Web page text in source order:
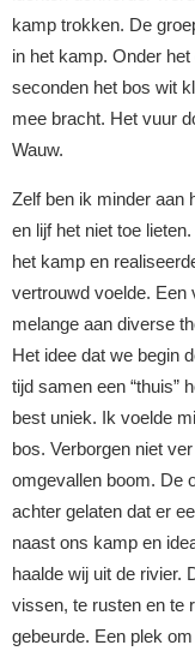
kamp trokken. De
in het kamp. Onder
seconden het bos wit
mee bracht. Het vuur
Wauw.
Zelf ben ik minder aan
en lijf het niet toe
het kamp en
vertrouwd voelde. Een
melange aan diverse
Het idee dat we begin
tijd samen een “thuis”
best uniek. Ik voelde
bos. Verborgen niet
omgevallen boom. De
achter gelaten dat er
naast ons kamp en
haalde wij uit de rivier.
vissen, te rusten en te
gebeurde. Een plek